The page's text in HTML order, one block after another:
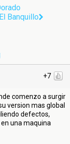
Banquillo
+7
comenzo a surgir
version mas global
defectos,
una maquina